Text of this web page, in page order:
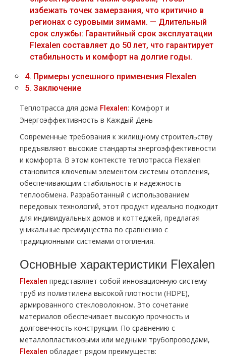
избежать точек замерзания, что критично в
регионах с суровыми зимами. — Длительный
срок службы: Гарантийный срок эксплуатации
Flexalen составляет до 50 лет, что гарантирует
стабильность и комфорт на долгие годы.
4. Примеры успешного применения Flexalen
5. Заключение
Теплотрасса для дома Flexalen: Комфорт и
Энергоэффективность в Каждый День
Современные требования к жилищному строительству
предъявляют высокие стандарты энергоэффективности
и комфорта. В этом контексте теплотрасса Flexalen
становится ключевым элементом системы отопления,
обеспечивающим стабильность и надежность
теплообмена. Разработанный с использованием
передовых технологий, этот продукт идеально подходит
для индивидуальных домов и коттеджей, предлагая
уникальные преимущества по сравнению с
традиционными системами отопления.
Основные характеристики Flexalen
Flexalen представляет собой инновационную систему
труб из полиэтилена высокой плотности (HDPE),
армированного стекловолокном. Это сочетание
материалов обеспечивает высокую прочность и
долговечность конструкции. По сравнению с
металлопластиковыми или медными трубопроводами,
Flexalen обладает рядом преимуществ: